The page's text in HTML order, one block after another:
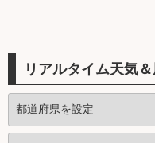
リアルタイム天気